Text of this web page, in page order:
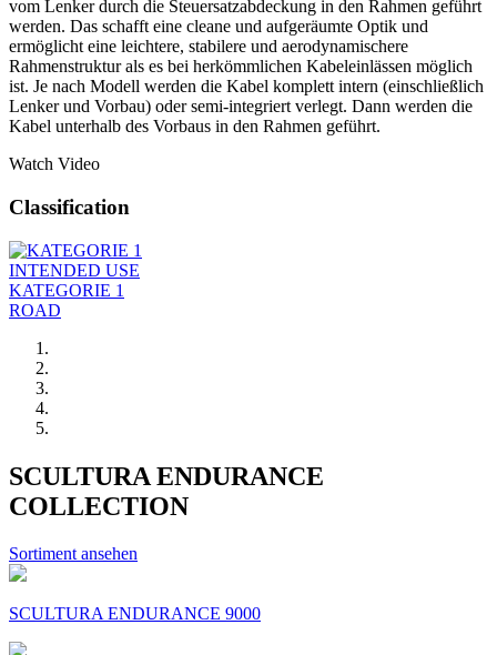
vom Lenker durch die Steuersatzabdeckung in den Rahmen geführt
werden. Das schafft eine cleane und aufgeräumte Optik und
ermöglicht eine leichtere, stabilere und aerodynamischere
Rahmenstruktur als es bei herkömmlichen Kabeleinlässen möglich
ist. Je nach Modell werden die Kabel komplett intern (einschließlich
Lenker und Vorbau) oder semi-integriert verlegt. Dann werden die
Kabel unterhalb des Vorbaus in den Rahmen geführt.
Watch Video
Classification
INTENDED USE
KATEGORIE 1
ROAD
SCULTURA ENDURANCE
COLLECTION
Sortiment ansehen
SCULTURA ENDURANCE 9000